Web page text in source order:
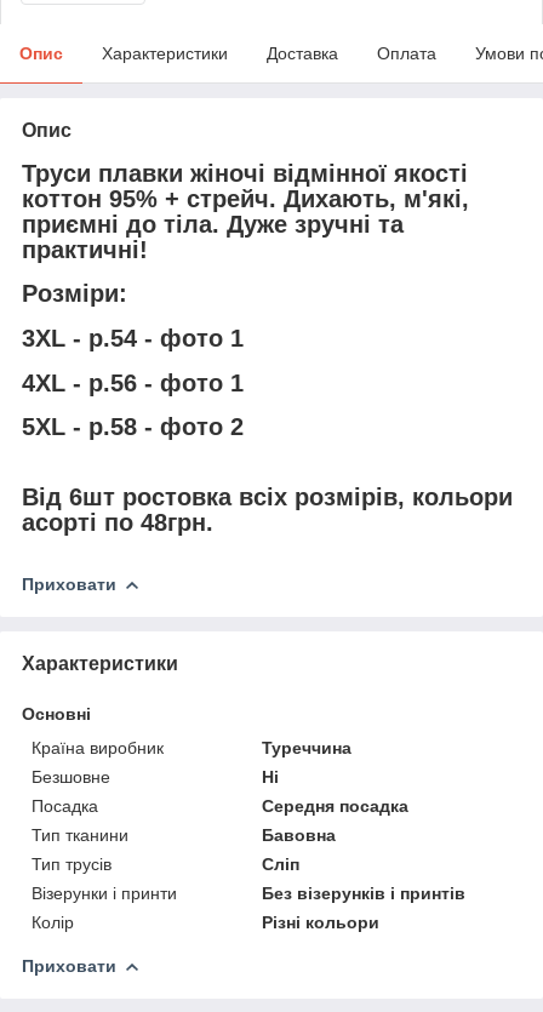
Опис Характеристики Доставка Оплата Умови
Опис
Труси плавки жіночі відмінної якості
коттон 95% + стрейч. Дихають, м'які,
приємні до тіла. Дуже зручні та
практичні!
Розміри:
3XL - р.54 - фото 1
4XL - р.56 - фото 1
5ХL - р.58 - фото 2
Від 6шт ростовка всіх розмірів, кольори
асорті по 48грн.
Приховати
Характеристики
Основні
Країна виробник
Туреччина
Безшовне
Ні
Посадка
Середня посадка
Тип тканини
Бавовна
Тип трусів
Сліп
Візерунки і принти
Без візерунків і принтів
Колір
Різні кольори
Приховати